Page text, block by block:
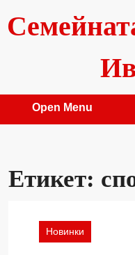
content
Open Menu
Етикет:
Новинки